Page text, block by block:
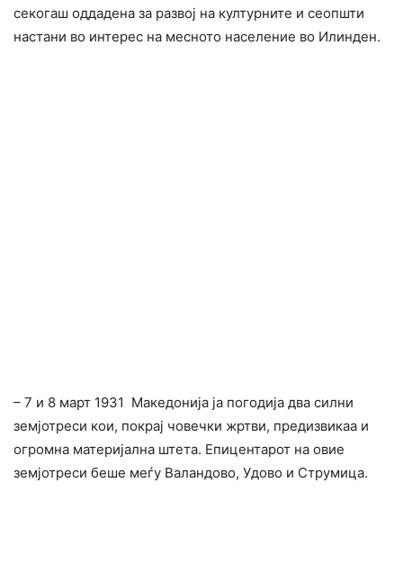
секогаш оддадена за развој на културните и сеопшти
настани во интерес на месното население во Илинден.
– 7 и 8 март 1931 Македонија ја погодија два силни
земјотреси кои, покрај човечки жртви, предизвикаа и
огромна материјална штета. Епицентарот на овие
земјотреси беше меѓу Валандово, Удово и Струмица.